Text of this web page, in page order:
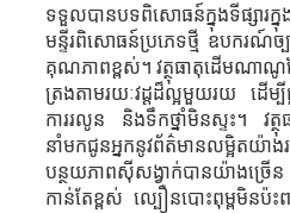
ទទួលបានបទពិសោធន៍ក្នុងទីផ្សារ
មន្ទីរពិសោធន៍ប្រភេទថ្មី ឧបករ
គុណភាពខ្ពស់។ វត្ថុធាតុដើមណាណូ
ត្រងតាមរយៈវដ្តដ៏ល្អមួយរយ ដើម្បី
ការរលូន និងទឹកថ្នាំមិនស្ទះ។ វត្
នាំមកជូនអ្នកនូវព័ត៌មានលម្អិត
បន្ថយភាពស៊ីសង្វាក់បានយ៉ាងច្
កាន់តែខ្ពស់ ល្បឿនបោះពុម្ពមិនប៉